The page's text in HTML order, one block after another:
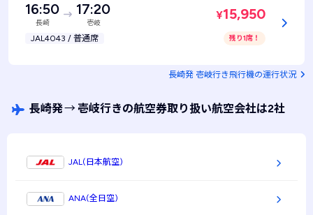
16:50
長崎
17:20
壱岐
JAL4043 / 普通席
¥15,950
残り1席！
長崎発 壱岐行き飛行機の運行状況
長崎発→ 壱岐行きの航空券取り扱い航空会社は2社
JAL(日本航空)
ANA(全日空)